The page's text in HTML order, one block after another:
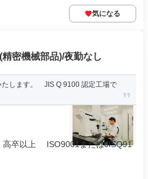
気になる
密機械部品)/夜勤なし
たします。 JIS Q 9100 認定工場で
高卒以上 ISO9001またはJISQ91